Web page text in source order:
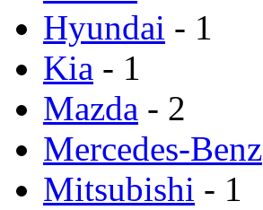
Hyundai - 1
Kia - 1
Mazda - 2
Mercedes-Benz
Mitsubishi - 1